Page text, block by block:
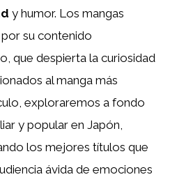
y humor. Los mangas
su contenido
que despierta la curiosidad
al manga más
exploraremos a fondo
y popular en Japón,
los mejores títulos que
ávida de emociones